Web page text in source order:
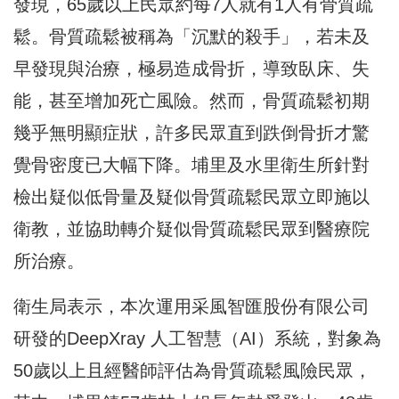
發現，65歲以上民眾約每7人就有1人有骨質疏
鬆。骨質疏鬆被稱為「沉默的殺手」，若未及
早發現與治療，極易造成骨折，導致臥床、失
能，甚至增加死亡風險。然而，骨質疏鬆初期
幾乎無明顯症狀，許多民眾直到跌倒骨折才驚
覺骨密度已大幅下降。埔里及水里衛生所針對
檢出疑似低骨量及疑似骨質疏鬆民眾立即施以
衛教，並協助轉介疑似骨質疏鬆民眾到醫療院
所治療。
衛生局表示，本次運用采風智匯股份有限公司
研發的DeepXray 人工智慧（AI）系統，對象為
50歲以上且經醫師評估為骨質疏鬆風險民眾，